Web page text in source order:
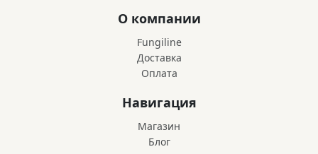
О компании
Fungiline
Доставка
Оплата
Навигация
Магазин
Блог